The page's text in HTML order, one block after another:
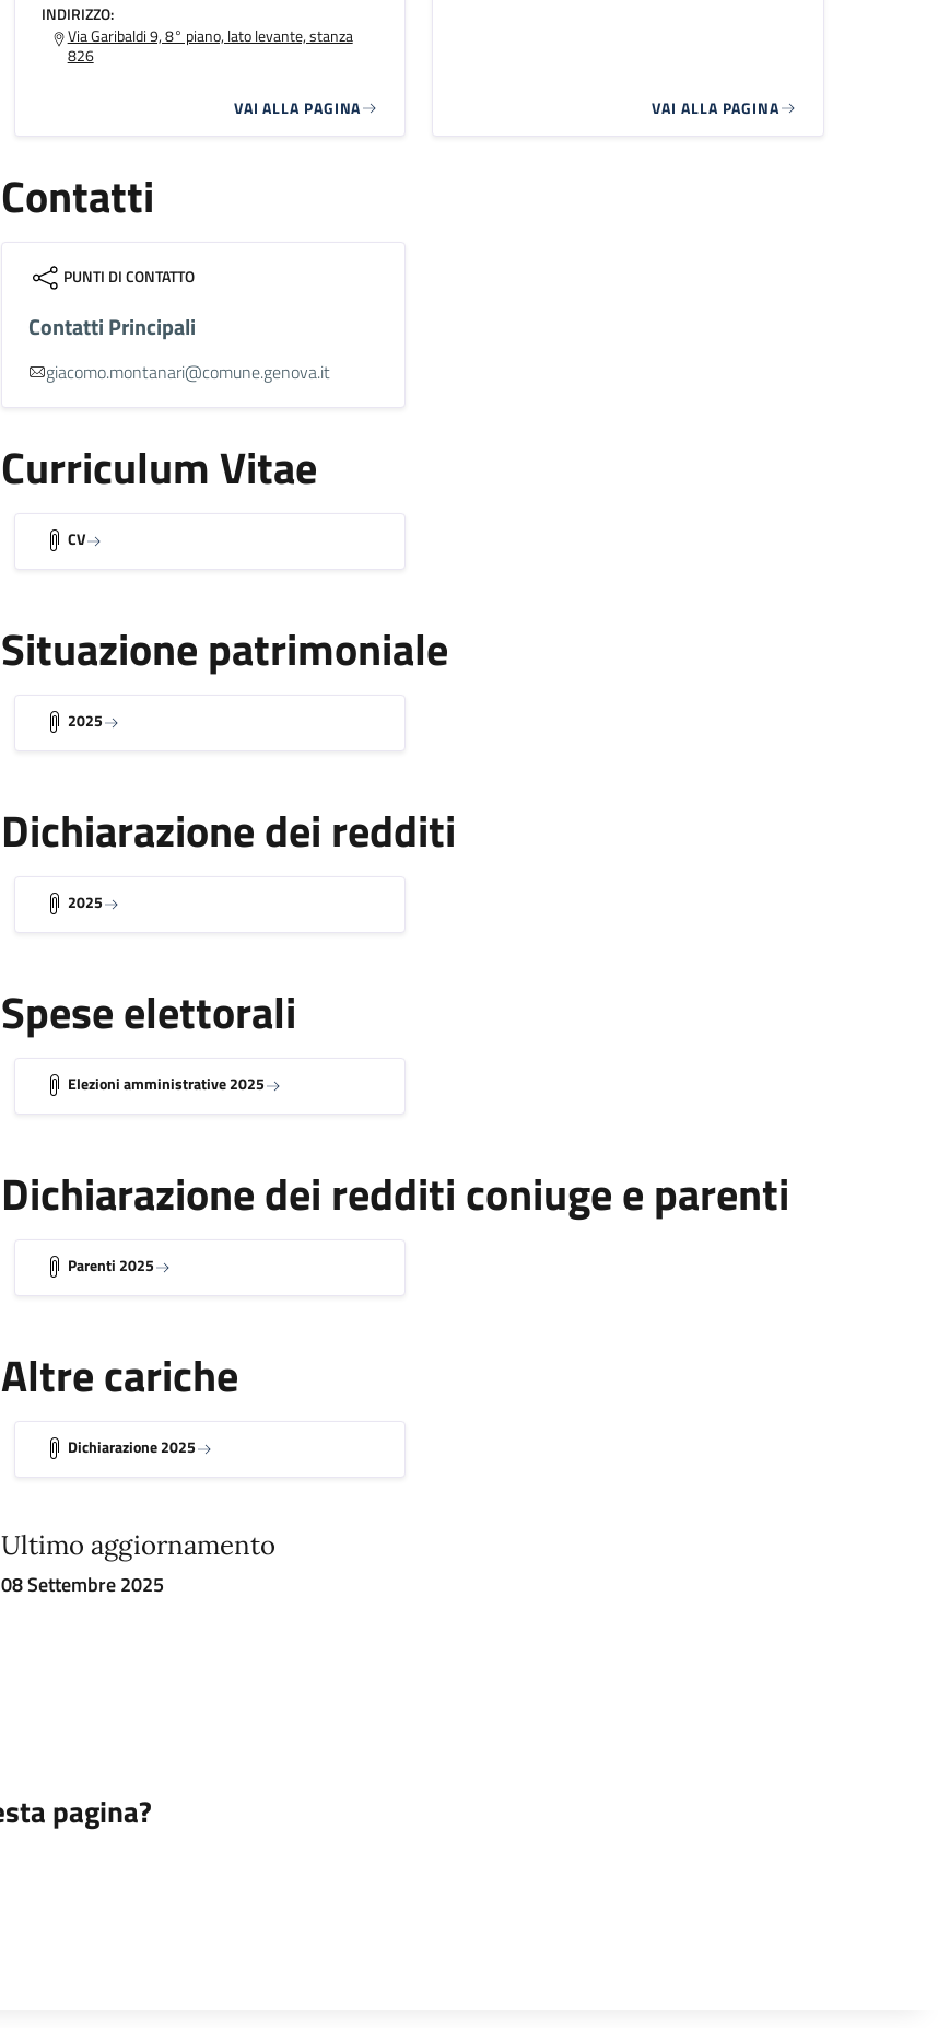
INDIRIZZO:
Via Garibaldi 9, 8° piano, lato levante, stanza
826
VAI ALLA PAGINA VAI ALLA PAGINA
Contatti
PUNTI DI CONTATTO
Contatti Principali
giacomo.montanari@comune.genova.it
Curriculum Vitae
CV
Situazione patrimoniale
2025
Dichiarazione dei redditi
2025
Spese elettorali
Elezioni amministrative 2025
Dichiarazione dei redditi coniuge e parenti
Parenti 2025
Altre cariche
Dichiarazione 2025
Ultimo aggiornamento
08 Settembre 2025